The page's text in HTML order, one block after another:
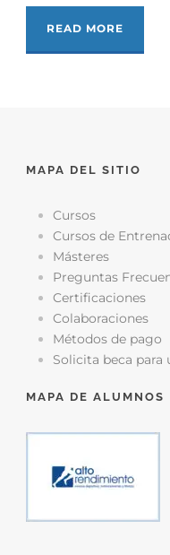
READ MORE
MAPA DEL SITIO
Cursos
Cursos de
Másteres
Preguntas
Certificaciones
Colaboraciones
Métodos de pago
Solicita beca para
MAPA DE ALUMNOS